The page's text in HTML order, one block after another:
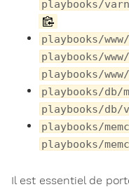
playbooks/
playbooks/
playbooks/
playbooks/
playbooks/db/
playbooks/db/
playbooks/
playbooks/
Il est essentiel de